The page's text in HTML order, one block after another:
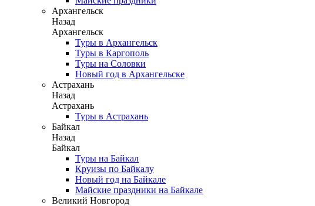
Архангельск
Назад
Архангельск
Туры в Архангельск
Туры в Каргополь
Туры на Соловки
Новый год в Архангельске
Астрахань
Назад
Астрахань
Туры в Астрахань
Байкал
Назад
Байкал
Туры на Байкал
Круизы по Байкалу
Новый год на Байкале
Майские праздники на Байкале
Великий Новгород